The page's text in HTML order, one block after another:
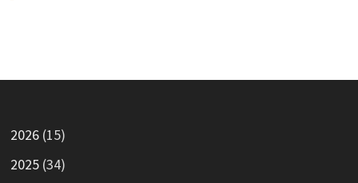
2026(15)
2025(34)